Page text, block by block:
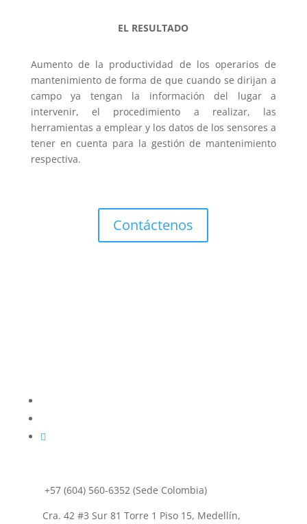
EL RESULTADO
Aumento de la productividad de los operarios de
mantenimiento de forma de que cuando se dirijan a
campo ya tengan la información del lugar a
intervenir, el procedimiento a realizar, las
herramientas a emplear y los datos de los sensores a
tener en cuenta para la gestión de mantenimiento
respectiva.
Contáctenos
+57 (604) 560-6352 (Sede Colombia)
Cra. 42 #3 Sur 81 Torre 1 Piso 15, Medellín,